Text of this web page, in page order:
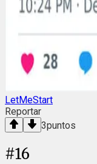
LetMeStart
Reportar
3puntos
#16